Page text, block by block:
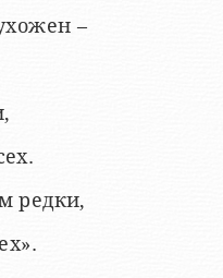
–
редки,